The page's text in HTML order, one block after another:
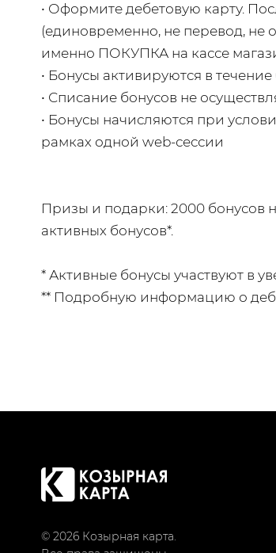
• Оформите дебетовую карту.
(единовременно, не перевод, не
именно ПОКУПКА на кассе
• Бонусы активируются в
• Списание бонусов не
• Бонусы начисляются при
рамках одной web-сессии
Призы и подарки: 2000 бонусов
активных бонусов*.
* Активные бонусы участвуют в
** Подробную информацию о
© 2026 Козырная карта.